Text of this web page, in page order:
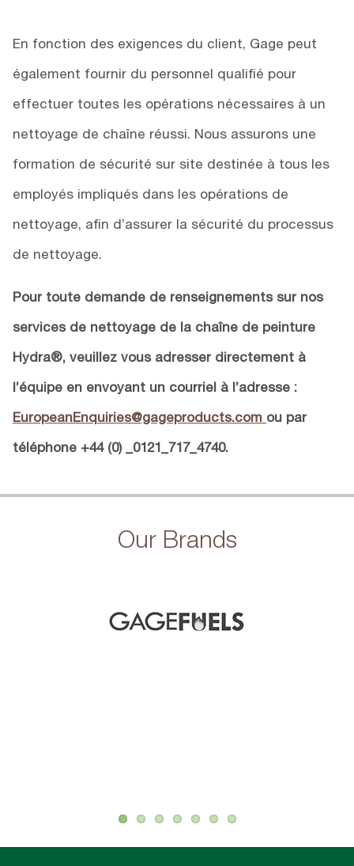
En fonction des exigences du client, Gage peut
également fournir du personnel qualifié pour
effectuer toutes les opérations nécessaires à un
nettoyage de chaîne réussi. Nous assurons une
formation de sécurité sur site destinée à tous les
employés impliqués dans les opérations de
nettoyage, afin d’assurer la sécurité du processus
de nettoyage.
Pour toute demande de renseignements sur nos
services de nettoyage de la chaîne de peinture
Hydra®, veuillez vous adresser directement à
l’équipe en envoyant un courriel à l’adresse :
EuropeanEnquiries@gageproducts.com ou par
téléphone +44 (0) _0121_717_4740.
Our Brands